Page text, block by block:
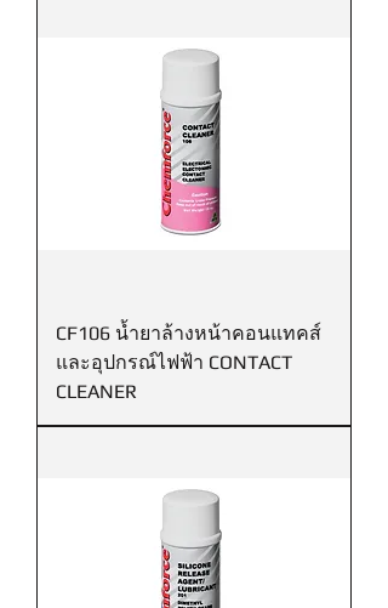
CF106 น้ำยาล้างหน้าคอนแทคส์
และอุปกรณ์ไฟฟ้า CONTACT
CLEANER